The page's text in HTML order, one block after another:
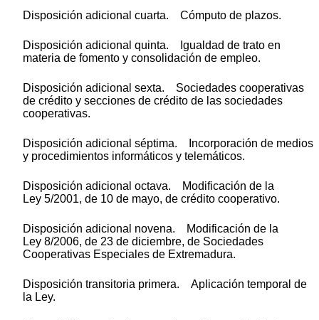
Disposición adicional cuarta. Cómputo de plazos.
Disposición adicional quinta. Igualdad de trato en
materia de fomento y consolidación de empleo.
Disposición adicional sexta. Sociedades cooperativas
de crédito y secciones de crédito de las sociedades
cooperativas.
Disposición adicional séptima. Incorporación de medios
y procedimientos informáticos y telemáticos.
Disposición adicional octava. Modificación de la
Ley 5/2001, de 10 de mayo, de crédito cooperativo.
Disposición adicional novena. Modificación de la
Ley 8/2006, de 23 de diciembre, de Sociedades
Cooperativas Especiales de Extremadura.
Disposición transitoria primera. Aplicación temporal de
la Ley.